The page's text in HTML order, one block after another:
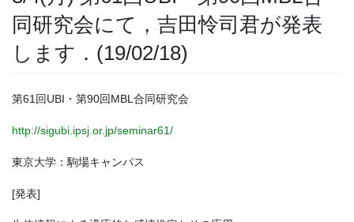
同研究会にて，吉田怜司君が発表
します．(19/02/18)
第61回UBI・第90回MBL合同研究会
http://sigubi.ipsj.or.jp/seminar61/
東京大学：駒場キャンパス
[発表]